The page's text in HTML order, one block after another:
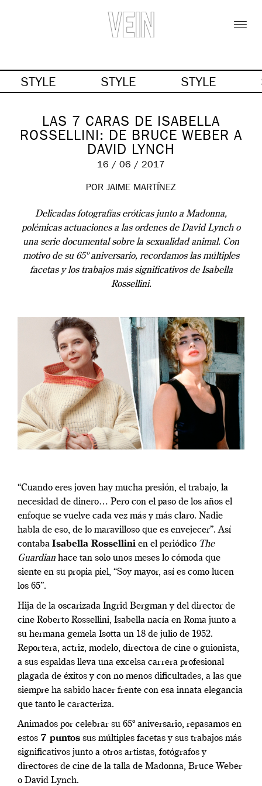
STYLE STYLE STYLE
LAS 7 CARAS DE ISABELLA
ROSSELLINI: DE BRUCE WEBER A
DAVID LYNCH
16 / 06 / 2017
POR JAIME MARTÍNEZ
Delicadas fotografías eróticas junto a Madonna,
polémicas actuaciones a las ordenes de David Lynch o
una serie documental sobre la sexualidad animal. Con
motivo de su 65º aniversario, recordamos las múltiples
facetas y los trabajos más significativos de Isabella
Rossellini.
“Cuando eres joven hay mucha presión, el trabajo, la
necesidad de dinero… Pero con el paso de los años el
enfoque se vuelve cada vez más y más claro. Nadie
habla de eso, de lo maravilloso que es envejecer”. Así
contaba Isabella Rossellini en el periódico The
Guardian hace tan solo unos meses lo cómoda que
siente en su propia piel, “Soy mayor, así es como lucen
los 65”.
Hija de la oscarizada Ingrid Bergman y del director de
cine Roberto Rossellini, Isabella nacía en Roma junto a
su hermana gemela Isotta un 18 de julio de 1952.
Reportera, actriz, modelo, directora de cine o guionista,
a sus espaldas lleva una excelsa carrera profesional
plagada de éxitos y con no menos dificultades, a las que
siempre ha sabido hacer frente con esa innata elegancia
que tanto le caracteriza.
Animados por celebrar su 65º aniversario, repasamos en
estos 7 puntos sus múltiples facetas y sus trabajos más
significativos junto a otros artistas, fotógrafos y
directores de cine de la talla de Madonna, Bruce Weber
o David Lynch.